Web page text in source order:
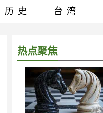
热点聚焦
历史 台湾